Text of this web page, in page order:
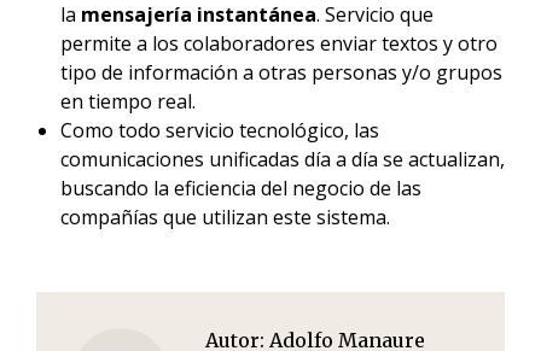
la mensajería instantánea. Servicio que
permite a los colaboradores enviar textos y otro
tipo de información a otras personas y/o grupos
en tiempo real.
Como todo servicio tecnológico, las
comunicaciones unificadas día a día se actualizan,
buscando la eficiencia del negocio de las
compañías que utilizan este sistema.
Autor: Adolfo Manaure